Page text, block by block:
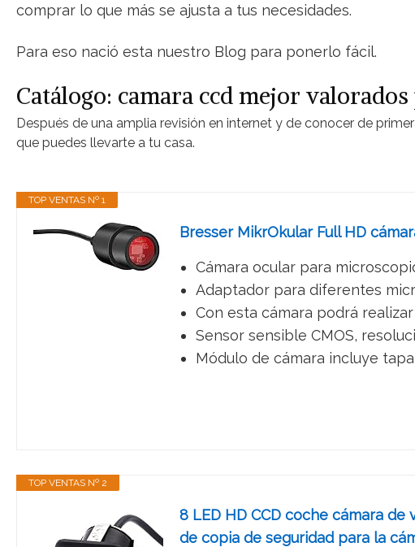
comprar lo que más se ajusta a tus necesidades.
Para eso nació esta nuestro Blog para ponerlo fácil.
Catálogo: camara ccd mejor
Después de una amplia revisión en internet y de conocer de
que puedes llevarte a tu casa.
TOP VENTAS Nº 1
Bresser MikrOkular Full HD
Cámara ocular para
Adaptador para diferentes
Con esta cámara podrá
Sensor sensible CMOS,
Módulo de cámara incluye
TOP VENTAS Nº 2
8 LED HD CCD coche cámara
de copia de seguridad para la